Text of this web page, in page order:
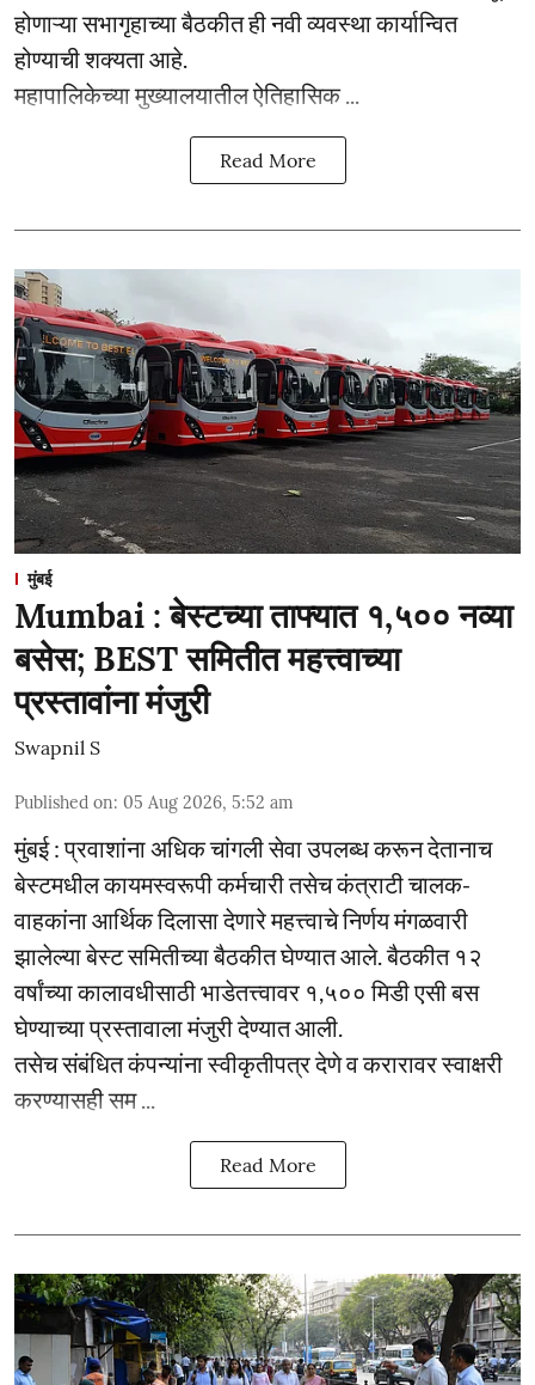
होणाऱ्या सभागृहाच्या बैठकीत ही नवी व्यवस्था कार्यान्वित
होण्याची शक्यता आहे.
महापालिकेच्या मुख्यालयातील ऐतिहासिक ...
Read More
मुंबई
Mumbai : बेस्टच्या ताफ्यात १,५०० नव्या
बसेस; BEST समितीत महत्त्वाच्या
प्रस्तावांना मंजुरी
Swapnil S
Published on: 05 Aug 2026, 5:52 am
मुंबई : प्रवाशांना अधिक चांगली सेवा उपलब्ध करून देतानाच
बेस्टमधील कायमस्वरूपी कर्मचारी तसेच कंत्राटी चालक-
वाहकांना आर्थिक दिलासा देणारे महत्त्वाचे निर्णय मंगळवारी
झालेल्या बेस्ट समितीच्या बैठकीत घेण्यात आले. बैठकीत १२
वर्षांच्या कालावधीसाठी भाडेतत्त्वावर १,५०० मिडी एसी बस
घेण्याच्या प्रस्तावाला मंजुरी देण्यात आली.
तसेच संबंधित कंपन्यांना स्वीकृतीपत्र देणे व करारावर स्वाक्षरी
करण्यासही सम ...
Read More